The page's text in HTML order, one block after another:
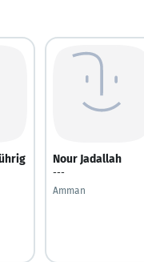
Nour Jadallah
---
Amman